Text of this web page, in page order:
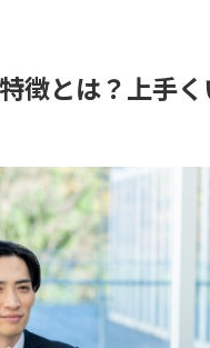
徴とは？上手